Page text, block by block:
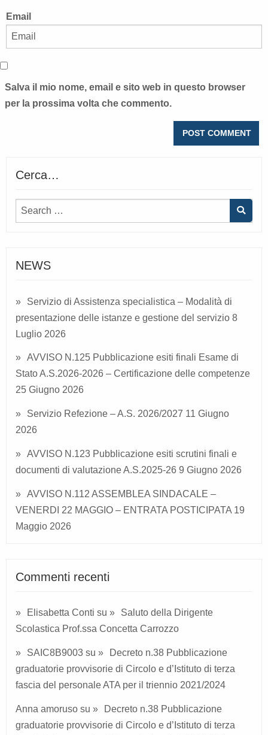
Email
Salva il mio nome, email e sito web in questo browser
per la prossima volta che commento.
Cerca…
NEWS
Servizio di Assistenza specialistica – Modalità di
presentazione delle istanze e gestione del servizio 8
Luglio 2026
AVVISO N.125 Pubblicazione esiti finali Esame di
Stato A.S.2026-2026 – Certificazione delle competenze
25 Giugno 2026
Servizio Refezione – A.S. 2026/2027 11 Giugno
2026
AVVISO N.123 Pubblicazione esiti scrutini finali e
documenti di valutazione A.S.2025-26 9 Giugno 2026
AVVISO N.112 ASSEMBLEA SINDACALE –
VENERDI 22 MAGGIO – ENTRATA POSTICIPATA 19
Maggio 2026
Commenti recenti
Elisabetta Conti su
Saluto della Dirigente
Scolastica Prof.ssa Concetta Carrozzo
SAIC8B9003 su
Decreto n.38 Pubblicazione
graduatorie provvisorie di Circolo e d’Istituto di terza
fascia del personale ATA per il triennio 2021/2024
Anna amoruso su
Decreto n.38 Pubblicazione
graduatorie provvisorie di Circolo e d’Istituto di terza